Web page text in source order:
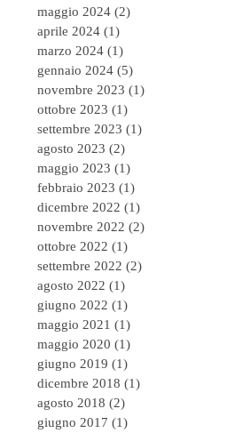
maggio 2024 (2)
aprile 2024 (1)
marzo 2024 (1)
gennaio 2024 (5)
novembre 2023 (1)
ottobre 2023 (1)
settembre 2023 (1)
agosto 2023 (2)
maggio 2023 (1)
febbraio 2023 (1)
dicembre 2022 (1)
novembre 2022 (2)
ottobre 2022 (1)
settembre 2022 (2)
agosto 2022 (1)
giugno 2022 (1)
maggio 2021 (1)
maggio 2020 (1)
giugno 2019 (1)
dicembre 2018 (1)
agosto 2018 (2)
giugno 2017 (1)